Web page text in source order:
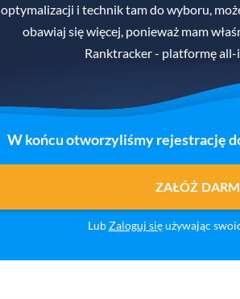
optymalizacji i technik tam do wyboru,
obawiaj się więcej, ponieważ mam
Ranktracker - platformę all-
W końcu otworzyliśmy rejestrację
ZAŁÓŻ
LubZaloguj sięużywając